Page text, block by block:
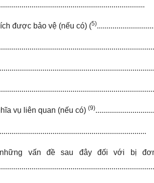
được bảo vệ (nếu có) (5)
vụ liên quan (nếu có) (9)
vấn đề sau đây đối với bị